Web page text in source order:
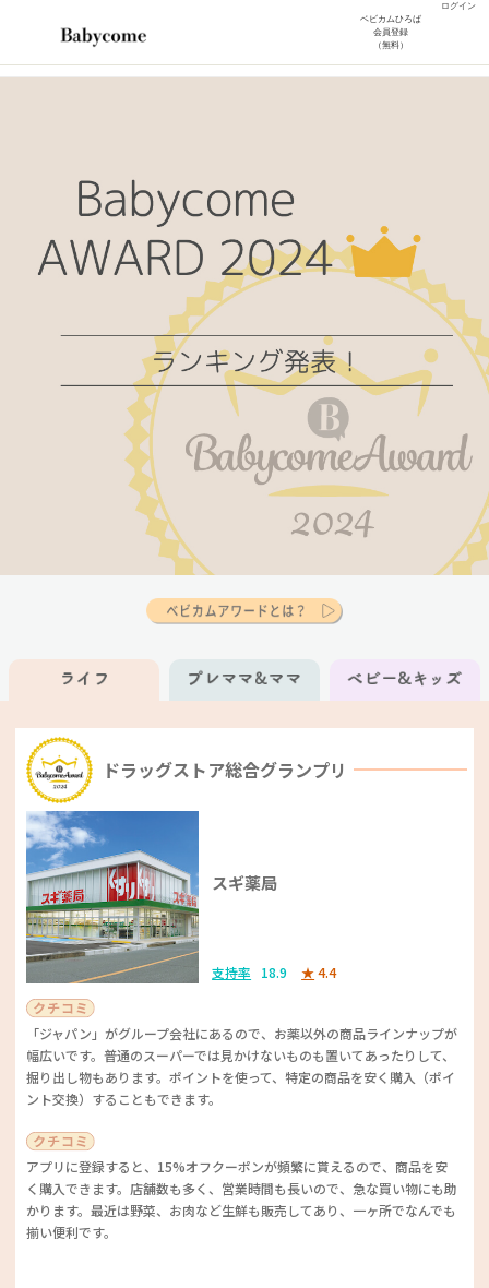
ログイン
ベビカムひろば
会員登録
（無料）
ドラッグストア総合グランプリ
スギ薬局
支持率 18.9 ★4.4
「ジャパン」がグループ会社にあるので、お薬以外の商品ラインナップが
幅広いです。普通のスーパーでは見かけないものも置いてあったりして、
掘り出し物もあります。ポイントを使って、特定の商品を安く購入（ポイ
ント交換）することもできます。
アプリに登録すると、15%オフクーポンが頻繁に貰えるので、商品を安
く購入できます。店舗数も多く、営業時間も長いので、急な買い物にも助
かります。最近は野菜、お肉など生鮮も販売してあり、一ヶ所でなんでも
揃い便利です。